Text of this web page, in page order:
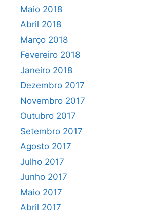
Maio 2018
Abril 2018
Março 2018
Fevereiro 2018
Janeiro 2018
Dezembro 2017
Novembro 2017
Outubro 2017
Setembro 2017
Agosto 2017
Julho 2017
Junho 2017
Maio 2017
Abril 2017